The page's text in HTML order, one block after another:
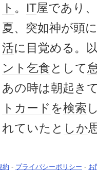
ト 。 IT屋であり、
夏、突如神が頭
活に目覚める。
ント乞食として
あの時は朝起き
トカード を検索
れていたと しか
約 - プライバシーポリシー - お